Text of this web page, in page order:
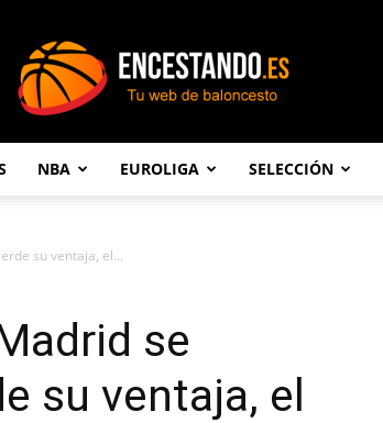
NBA EUROLIGA SELECCIÓN
su ventaja, el...
se
su ventaja, el